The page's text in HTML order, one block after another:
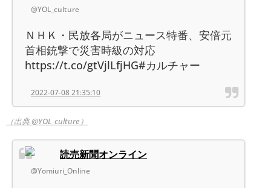
@YOL_culture
ＮＨＫ・民放各局がニュース特番、安倍元
首相銃撃で災害時級の対応
https://t.co/gtVjlLfjHG#カルチャー
2022-07-08 21:35:10
（出典 @YOL_culture）
読売新聞オンライン
@Yomiuri_Online